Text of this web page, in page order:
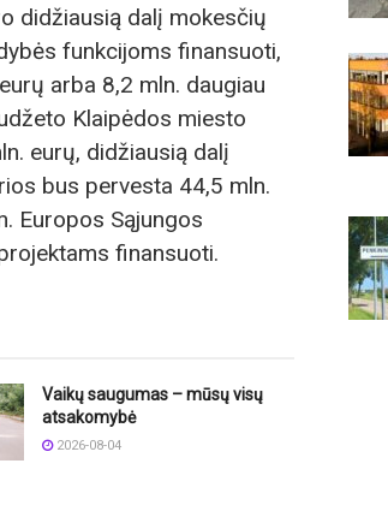
didžiausią dalį mokesčių
funkcijoms finansuoti,
arba 8,2 mln. daugiau
Klaipėdos miesto
eurų, didžiausią dalį
bus pervesta 44,5 mln.
Europos Sąjungos
finansuoti.
Vaikų saugumas – mūsų visų
atsakomybė
2026-08-04